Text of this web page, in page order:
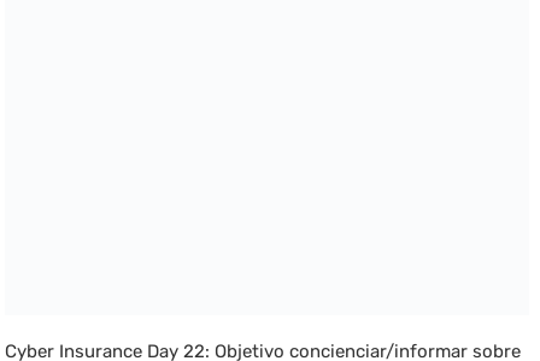
Cyber Insurance Day 22: Objetivo concienciar/informar sobre